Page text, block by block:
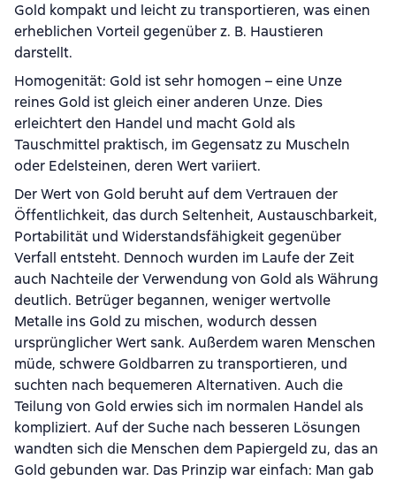
Gold kompakt und leicht zu transportieren, was einen
erheblichen Vorteil gegenüber z. B. Haustieren
darstellt.
Homogenität: Gold ist sehr homogen – eine Unze
reines Gold ist gleich einer anderen Unze. Dies
erleichtert den Handel und macht Gold als
Tauschmittel praktisch, im Gegensatz zu Muscheln
oder Edelsteinen, deren Wert variiert.
Der Wert von Gold beruht auf dem Vertrauen der
Öffentlichkeit, das durch Seltenheit, Austauschbarkeit,
Portabilität und Widerstandsfähigkeit gegenüber
Verfall entsteht. Dennoch wurden im Laufe der Zeit
auch Nachteile der Verwendung von Gold als Währung
deutlich. Betrüger begannen, weniger wertvolle
Metalle ins Gold zu mischen, wodurch dessen
ursprünglicher Wert sank. Außerdem waren Menschen
müde, schwere Goldbarren zu transportieren, und
suchten nach bequemeren Alternativen. Auch die
Teilung von Gold erwies sich im normalen Handel als
kompliziert. Auf der Suche nach besseren Lösungen
wandten sich die Menschen dem Papiergeld zu, das an
Gold gebunden war. Das Prinzip war einfach: Man gab